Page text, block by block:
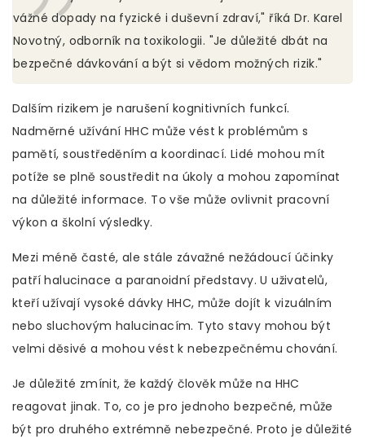
vážné dopady na fyzické i duševní zdraví," říká Dr. Karel
Novotný, odborník na toxikologii. "Je důležité dbát na
bezpečné dávkování a být si vědom možných rizik."
Dalším rizikem je narušení kognitivních funkcí.
Nadměrné užívání HHC může vést k problémům s
pamětí, soustředěním a koordinací. Lidé mohou mít
potíže se plně soustředit na úkoly a mohou zapomínat
na důležité informace. To vše může ovlivnit pracovní
výkon a školní výsledky.
Mezi méně časté, ale stále závažné nežádoucí účinky
patří halucinace a paranoidní představy. U uživatelů,
kteří užívají vysoké dávky HHC, může dojít k vizuálním
nebo sluchovým halucinacím. Tyto stavy mohou být
velmi děsivé a mohou vést k nebezpečnému chování.
Je důležité zmínit, že každý člověk může na HHC
reagovat jinak. To, co je pro jednoho bezpečné, může
být pro druhého extrémně nebezpečné. Proto je důležité